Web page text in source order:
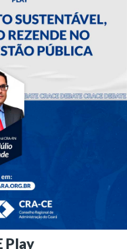
Play